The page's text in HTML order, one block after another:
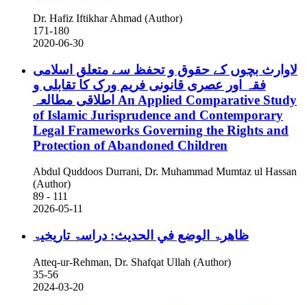
Dr. Hafiz Iftikhar Ahmad (Author)
171-180
2020-06-30
لاوارث بچوں کے حقوق و تحفظ سے متعلق اسلامی
فقہ اور عصری قانونی فریم ورک کا تقابلی و
An Applied Comparative Study
of Islamic Jurisprudence and Contemporary
Legal Frameworks Governing the Rights and
Protection of Abandoned Children
Abdul Quddoos Durrani, Dr. Muhammad Mumtaz ul Hassan
(Author)
89 - 111
2026-05-11
ظاھرۃ الوضع في الحدیث: دراسۃ تاریخیۃ
Atteq-ur-Rehman, Dr. Shafqat Ullah (Author)
35-56
2024-03-20